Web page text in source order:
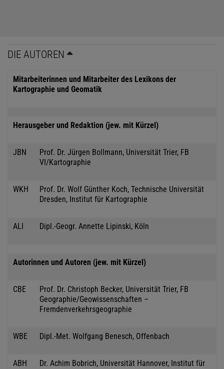
DIE AUTOREN
Mitarbeiterinnen und Mitarbeiter des Lexikons der
Kartographie und Geomatik
Herausgeber und Redaktion (jew. mit Kürzel)
JBN
Prof. Dr. Jürgen Bollmann, Universität Trier, FB
VI/Kartographie
WKH
Prof. Dr. Wolf Günther Koch, Technische Universität
Dresden, Institut für Kartographie
ALI Dipl.-Geogr. Annette Lipinski, Köln
Autorinnen und Autoren (jew. mit Kürzel)
CBE
Prof. Dr. Christoph Becker, Universität Trier, FB
Geographie/Geowissenschaften –
Fremdenverkehrsgeographie
WBE Dipl.-Met. Wolfgang Benesch, Offenbach
ABH
Dr. Achim Bobrich, Universität Hannover, Institut für